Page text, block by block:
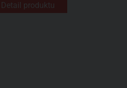
Detail produktu